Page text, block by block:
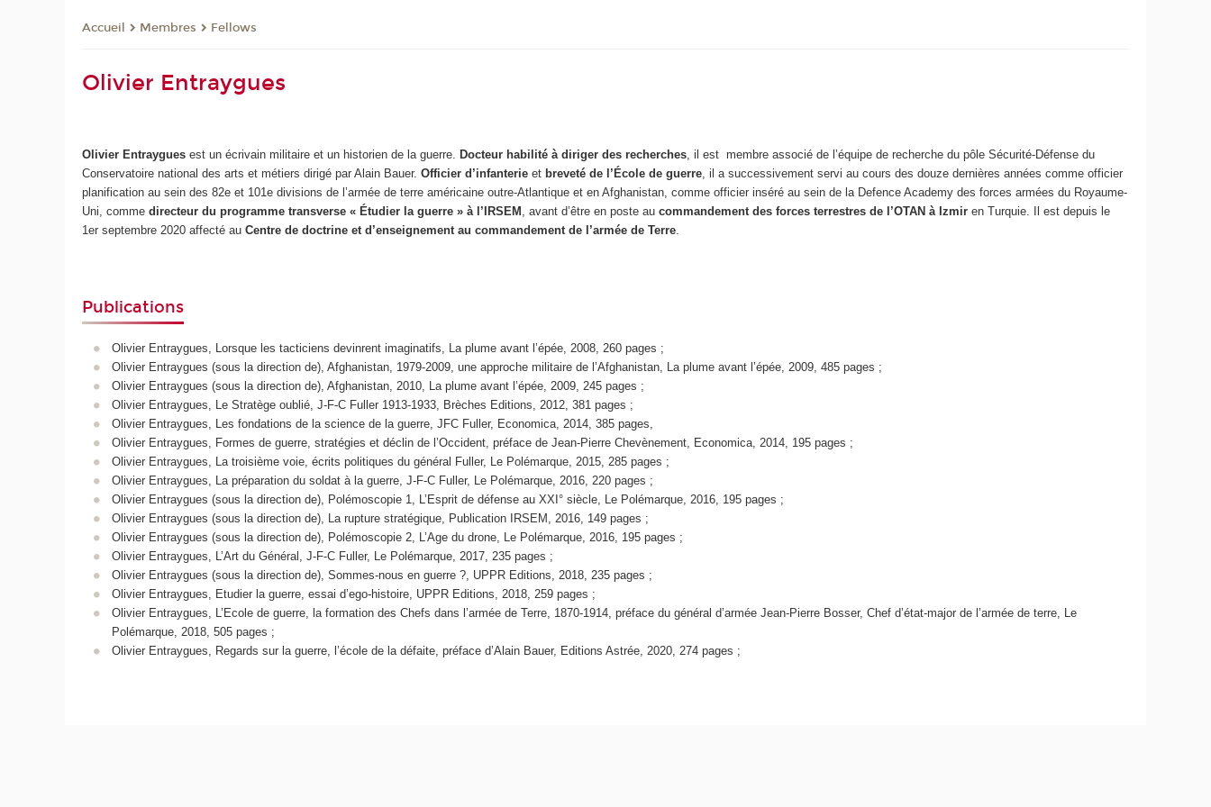
Accueil Membres Fellows
Olivier Entraygues
Olivier Entraygues est un écrivain militaire et un historien de la guerre. Docteur habilité à diriger des recherches, il est membre associé de l’équipe de recherche du pôle Sécurité-Défense du
Conservatoire national des arts et métiers dirigé par Alain Bauer.Officier d’infanterieet breveté de l’École de guerre, il a successivement servi au cours des douze dernières années comme officier
planification au sein des 82e et 101e divisions de l’armée de terre américaine outre-Atlantique et en Afghanistan, comme officier inséré au sein de la Defence Academy des forces armées du Royaume-
Uni, commedirecteur du programme transverse « Étudier la guerre » à l’IRSEM , avant d’être en poste aucommandement des forces terrestres de l’OTAN à Izmiren Turquie. Il est depuis le
1er septembre 2020 affecté auCentre de doctrine et d’enseignement au commandement de l’armée de Terre.
Publications
Olivier Entraygues, Lorsque les tacticiens devinrent imaginatifs, La plume avant l’épée, 2008, 260 pages ;
Olivier Entraygues (sous la direction de), Afghanistan, 1979-2009, une approche militaire de l’Afghanistan, La plume avant l’épée, 2009, 485 pages ;
Olivier Entraygues (sous la direction de), Afghanistan, 2010, La plume avant l’épée, 2009, 245 pages ;
Olivier Entraygues, Le Stratège oublié, J-F-C Fuller 1913-1933, Brèches Editions, 2012, 381 pages ;
Olivier Entraygues, Les fondations de la science de la guerre, JFC Fuller, Economica, 2014, 385 pages,
Olivier Entraygues, Formes de guerre, stratégies et déclin de l’Occident, préface de Jean-Pierre Chevènement, Economica, 2014, 195 pages ;
Olivier Entraygues, La troisième voie, écrits politiques du général Fuller, Le Polémarque, 2015, 285 pages ;
Olivier Entraygues, La préparation du soldat à la guerre, J-F-C Fuller, Le Polémarque, 2016, 220 pages ;
Olivier Entraygues (sous la direction de), Polémoscopie 1, L’Esprit de défense au XXI° siècle, Le Polémarque, 2016, 195 pages ;
Olivier Entraygues (sous la direction de), La rupture stratégique, Publication IRSEM, 2016, 149 pages ;
Olivier Entraygues (sous la direction de), Polémoscopie 2, L’Age du drone, Le Polémarque, 2016, 195 pages ;
Olivier Entraygues, L’Art du Général, J-F-C Fuller, Le Polémarque, 2017, 235 pages ;
Olivier Entraygues (sous la direction de), Sommes-nous en guerre ?, UPPR Editions, 2018, 235 pages ;
Olivier Entraygues, Etudier la guerre, essai d’ego-histoire, UPPR Editions, 2018, 259 pages ;
Olivier Entraygues, L’Ecole de guerre, la formation des Chefs dans l’armée de Terre, 1870-1914, préface du général d’armée Jean-Pierre Bosser, Chef d’état-major de l’armée de terre, Le
Polémarque, 2018, 505 pages ;
Olivier Entraygues, Regards sur la guerre, l’école de la défaite, préface d’Alain Bauer, Editions Astrée, 2020, 274 pages ;